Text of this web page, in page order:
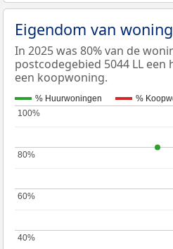
Eigendom van
In 2025 was 80% van de
postcodegebied 5044 LL
een koopwoning.
% Huurwoningen %
40%
40%
60%
60%
80%
80%
100%
100%